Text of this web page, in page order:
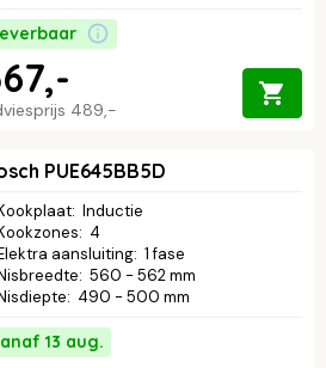
489,-
PUE645BB5D
: Inductie
: 4
aansluiting: 1 fase
: 560 - 562 mm
: 490 - 500 mm
13 aug.